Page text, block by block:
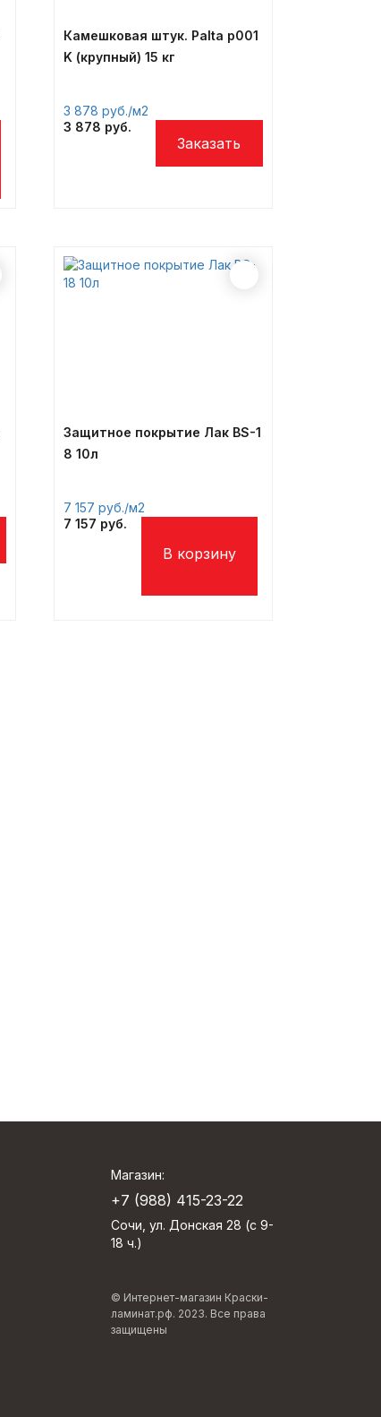
Камешковая штук. Palta p001
K (крупный) 15 кг
3 878
3 878 /м2
Защитное покрытие Лак BS-1
8 10л
7 157
7 157 /м2
Магазин:
+7 (988) 415-23-22
Сочи, ул. Донская 28 (с 9-
18 ч.)
© Интернет-магазин Краски-
ламинат.рф. 2023. Все права
защищены